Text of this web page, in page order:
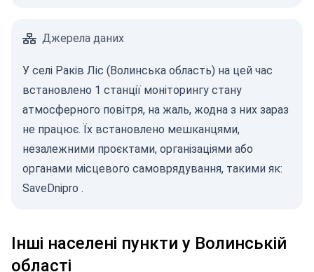
Джерела даних
У селі Раків Ліс (Волинська область) на цей час
встановлено 1 станції моніторингу стану
атмосферного повітря, на жаль, жодна з них зараз
не працює. Їх встановлено мешканцями,
незалежними проєктами, організаціями або
органами місцевого самоврядування, такими як:
SaveDnipro .
Інші населені пункти у Волинській
області